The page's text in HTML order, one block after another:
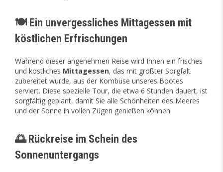
🍽️ Ein unvergessliches Mittagessen mit
köstlichen Erfrischungen
Während dieser angenehmen Reise wird Ihnen ein frisches
und köstliches Mittagessen, das mit größter Sorgfalt
zubereitet wurde, aus der Kombüse unseres Bootes
serviert. Diese spezielle Tour, die etwa 6 Stunden dauert, ist
sorgfältig geplant, damit Sie alle Schönheiten des Meeres
und der Sonne in vollen Zügen genießen können.
🌅 Rückreise im Schein des
Sonnenuntergangs